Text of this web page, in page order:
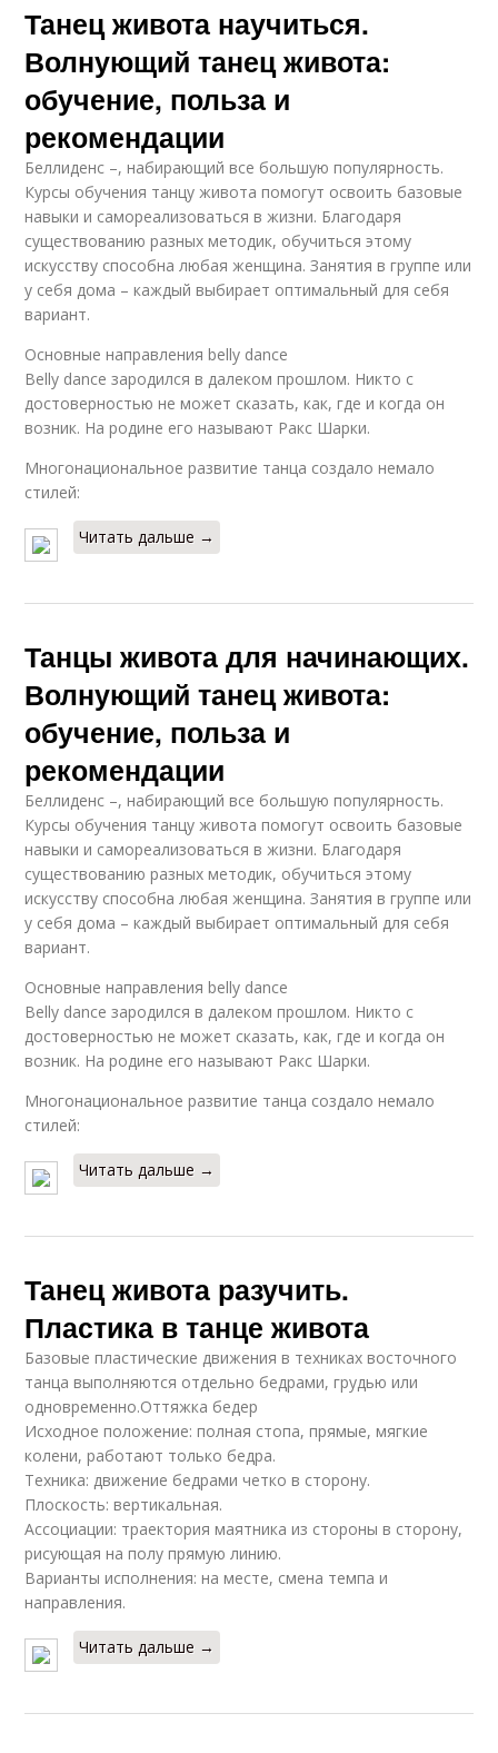
Танец живота научиться.
Волнующий танец живота:
обучение, польза и
рекомендации
Беллиденс –, набирающий все большую популярность.
Курсы обучения танцу живота помогут освоить базовые
навыки и самореализоваться в жизни. Благодаря
существованию разных методик, обучиться этому
искусству способна любая женщина. Занятия в группе или
у себя дома – каждый выбирает оптимальный для себя
вариант.
Основные направления belly dance
Belly dance зародился в далеком прошлом. Никто с
достоверностью не может сказать, как, где и когда он
возник. На родине его называют Ракс Шарки.
Многонациональное развитие танца создало немало
стилей:
Читать дальше →
Танцы живота для начинающих.
Волнующий танец живота:
обучение, польза и
рекомендации
Беллиденс –, набирающий все большую популярность.
Курсы обучения танцу живота помогут освоить базовые
навыки и самореализоваться в жизни. Благодаря
существованию разных методик, обучиться этому
искусству способна любая женщина. Занятия в группе или
у себя дома – каждый выбирает оптимальный для себя
вариант.
Основные направления belly dance
Belly dance зародился в далеком прошлом. Никто с
достоверностью не может сказать, как, где и когда он
возник. На родине его называют Ракс Шарки.
Многонациональное развитие танца создало немало
стилей:
Читать дальше →
Танец живота разучить.
Пластика в танце живота
Базовые пластические движения в техниках восточного
танца выполняются отдельно бедрами, грудью или
одновременно.Оттяжка бедер
Исходное положение: полная стопа, прямые, мягкие
колени, работают только бедра.
Техника: движение бедрами четко в сторону.
Плоскость: вертикальная.
Ассоциации: траектория маятника из стороны в сторону,
рисующая на полу прямую линию.
Варианты исполнения: на месте, смена темпа и
направления.
Читать дальше →